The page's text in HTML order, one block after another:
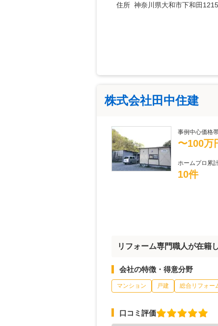
住所 神奈川県大和市下和田
株式会社田中住建
事例中心価格
〜100万
ホームプロ累
10件
リフォーム専門職人が在籍
会社の特徴・得意分野
マンション 戸建 総合リフォー
口コミ評価